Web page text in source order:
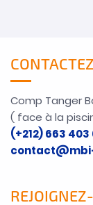
Comp Tanger
( face à la
(+212) 663 403